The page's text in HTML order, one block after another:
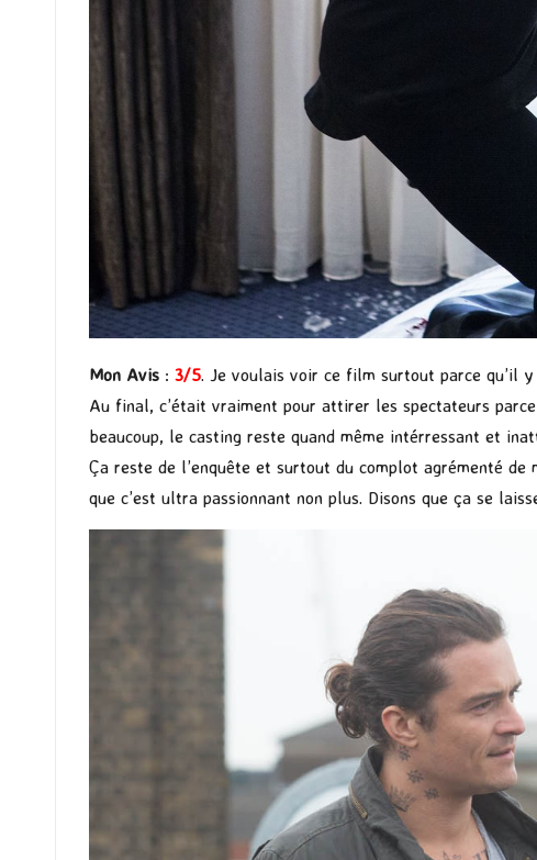
Mon Avis : 3/5. Je voulais voir ce film surtout parce qu’il
Au final, c’était vraiment pour attirer les spectateurs
beaucoup, le casting reste quand même intérressant et
Ça reste de l’enquête et surtout du complot agrémenté de
que c’est ultra passionnant non plus. Disons que ça se